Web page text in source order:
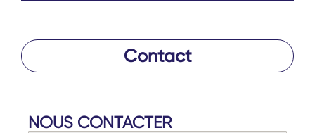
Contact
NOUS CONTACTER